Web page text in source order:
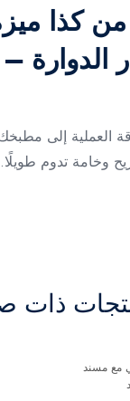
كذا
الدوارة –
العملية إلى
وخامة تدوم
ذات